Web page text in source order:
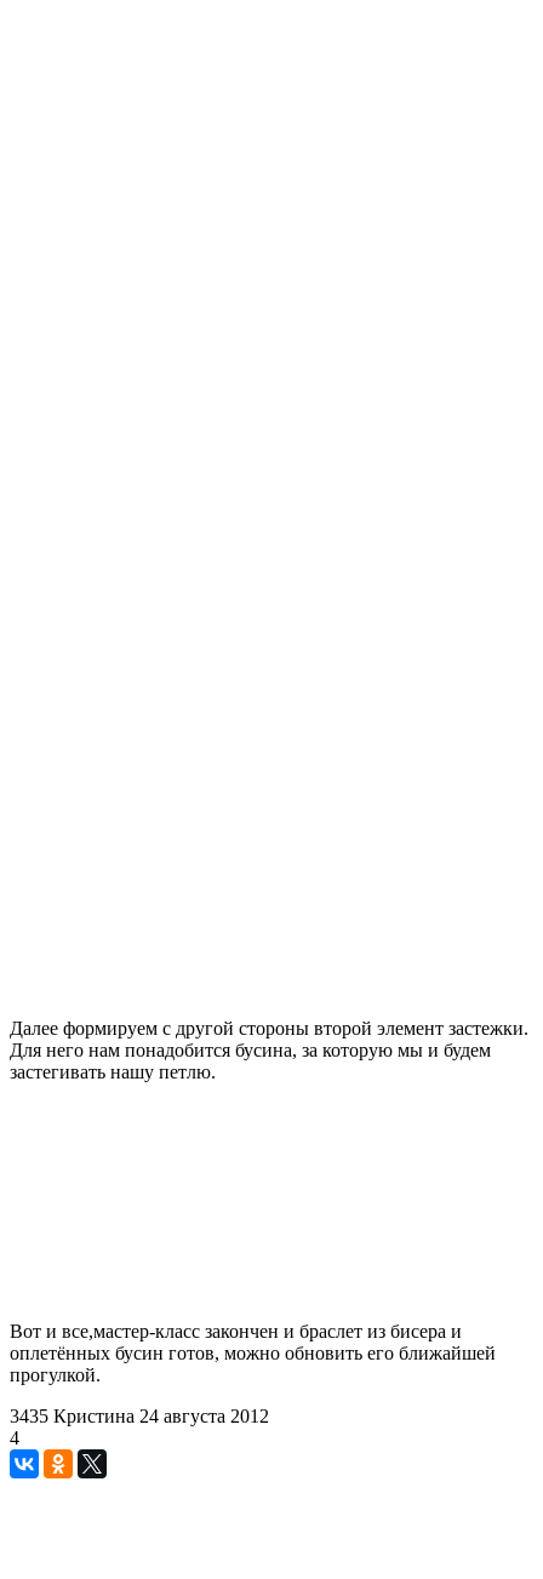
Далее формируем с другой стороны второй элемент застежки.
Для него нам понадобится бусина, за которую мы и будем
застегивать нашу петлю.
Вот и все,мастер-класс закончен и браслет из бисера и
оплетённых бусин готов, можно обновить его ближайшей
прогулкой.
3435 Кристина 24 августа 2012
4